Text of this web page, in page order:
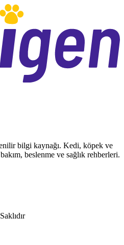
bilgi kaynağı. Kedi, köpek ve
beslenme ve sağlık rehberleri.